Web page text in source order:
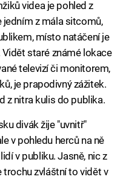
videa je pohled z
jedním z mála sitcomů,
místo natáčení je
staré známé lokace
televizí či monitorem,
je prapodivný zážitek.
z nitra kulis do publika.
divák žije "uvnitř"
v pohledu herců na ně
v publiku. Jasně, nic z
trochu zvláštní to vidět v